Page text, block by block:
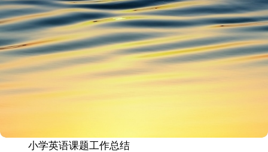
小学英语课题工作总结